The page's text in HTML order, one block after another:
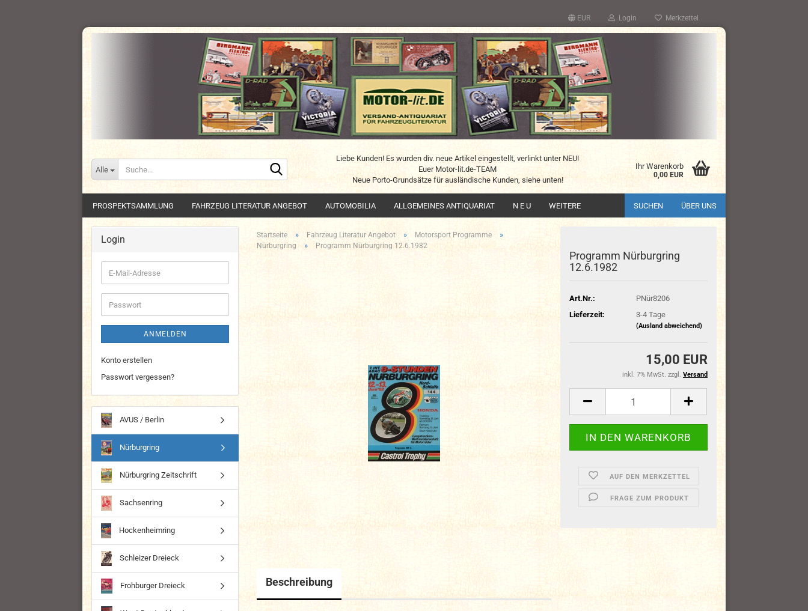
EUR Login Merkzettel
Alle
Liebe Kunden! Es wurden div. neue Artikel eingestellt, verlinkt unter NEU!
Euer Motor-lit.de-TEAM
Neue Porto-Grundsätze für ausländische Kunden, siehe unten!
Ihr Warenkorb
0,00 EUR
PROSPEKTSAMMLUNG FAHRZEUG LITERATUR ANGEBOT AUTOMOBILIA ALLGEMEINES ANTIQUARIAT N E U SUCHEN ÜBER UNS
WEITERE
Startseite » Fahrzeug Literatur Angebot » Motorsport Programme »
Nürburgring » Programm Nürburgring 12.6.1982
Programm Nürburgring
12.6.1982
Art.Nr.:
PNür8206
Lieferzeit:
3-4 Tage
(Ausland abweichend)
15,00 EUR
inkl. 7% MwSt. zzgl. Versand
AUF DEN MERKZETTEL
FRAGE ZUM PRODUKT
Beschreibung
Login
E-
Mail-
Adresse
Passwort
ANMELDEN
Konto erstellen
Passwort vergessen?
AVUS / Berlin
Nürburgring
Nürburgring Zeitschrift
Sachsenring
Hockenheimring
Schleizer Dreieck
Frohburger Dreieck